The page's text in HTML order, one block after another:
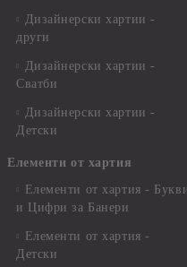
Дизайнерски хартии -
други
Дизайнерски хартии -
Сватби
Дизайнерски хартии -
Детски
Елементи от хартия
Елементи от хартия -
и Цифри за Банери
Елементи от хартия -
Детски